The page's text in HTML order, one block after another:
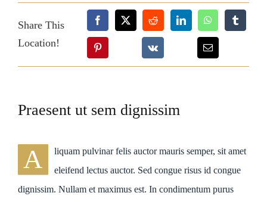
Share This
Location!
Praesent ut sem dignissim
A
liquam pulvinar felis auctor mauris semper, sit amet
eleifend lectus auctor. Sed congue risus id congue
dignissim. Nullam et maximus est. In condimentum purus